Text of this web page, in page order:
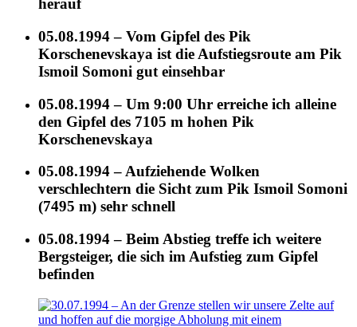
herauf
05.08.1994 – Vom Gipfel des Pik
Korschenevskaya ist die Aufstiegsroute am Pik
Ismoil Somoni gut einsehbar
05.08.1994 – Um 9:00 Uhr erreiche ich alleine
den Gipfel des 7105 m hohen Pik
Korschenevskaya
05.08.1994 – Aufziehende Wolken
verschlechtern die Sicht zum Pik Ismoil Somoni
(7495 m) sehr schnell
05.08.1994 – Beim Abstieg treffe ich weitere
Bergsteiger, die sich im Aufstieg zum Gipfel
befinden